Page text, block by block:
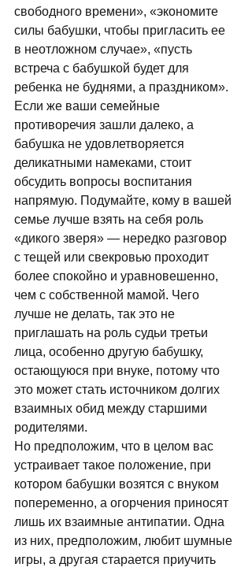
свободного времени», «экономите
силы бабушки, чтобы пригласить ее
в неотложном случае», «пусть
встреча с бабушкой будет для
ребенка не буднями, а праздником».
Если же ваши семейные
противоречия зашли далеко, а
бабушка не удовлетворяется
деликатными намеками, стоит
обсудить вопросы воспитания
напрямую. Подумайте, кому в вашей
семье лучше взять на себя роль
«дикого зверя» — нередко разговор
с тещей или свекровью проходит
более спокойно и уравновешенно,
чем с собственной мамой. Чего
лучше не делать, так это не
приглашать на роль судьи третьи
лица, особенно другую бабушку,
остающуюся при внуке, потому что
это может стать источником долгих
взаимных обид между старшими
родителями.
Но предположим, что в целом вас
устраивает такое положение, при
котором бабушки возятся с внуком
попеременно, а огорчения приносят
лишь их взаимные антипатии. Одна
из них, предположим, любит шумные
игры, а другая старается приучить